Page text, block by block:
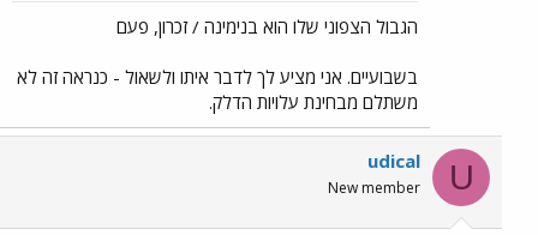
הגבול הצפוני שלו הוא בנימינה / זכרון, פעם
בשבועיים. אני מציע לך לדבר איתו ולשאול - כנראה זה לא
משתלם מבחינת עלויות הדלק.
U
udical
New member